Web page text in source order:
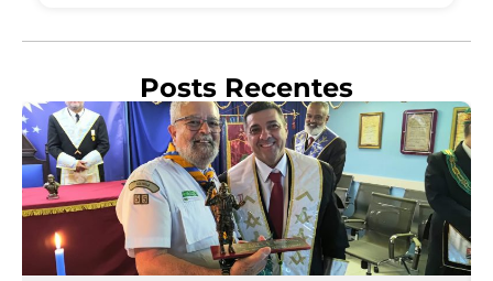
Posts Recentes